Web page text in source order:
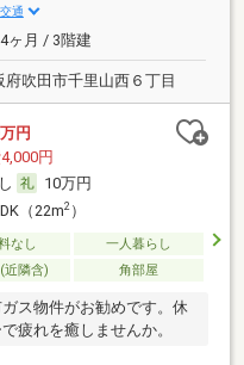
通
ヶ月 / 3階建
府吹田市千里山西６丁目
万円
円
10万円
（22m2）
なし
一人暮らし
近隣含) 角部屋
ス物件がお勧めです。休
疲れを癒しませんか。